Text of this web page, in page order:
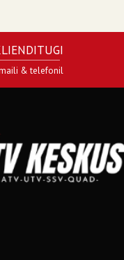
& telefonil